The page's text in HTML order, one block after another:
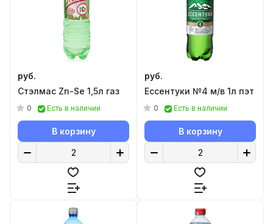
руб.
Стэлмас Zn-Se 1,5л газ
0 Есть в наличии
В корзину
руб.
Ессентуки №4 м/в 1л пэт
0 Есть в наличии
В корзину